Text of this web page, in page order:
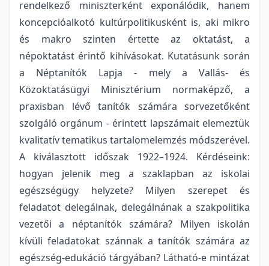
rendelkező miniszterként exponálódik, hanem
koncepcióalkotó kultúrpolitikusként is, aki mikro
és makro szinten értette az oktatást, a
népoktatást érintő kihívásokat. Kutatásunk során
a Néptanítók Lapja - mely a Vallás- és
Közoktatásügyi Minisztérium normaképző, a
praxisban lévő tanítók számára sorvezetőként
szolgáló orgánum - érintett lapszámait elemeztük
kvalitatív tematikus tartalomelemzés módszerével.
A kiválasztott időszak 1922–1924. Kérdéseink:
hogyan jelenik meg a szaklapban az iskolai
egészségügy helyzete? Milyen szerepet és
feladatot delegálnak, delegálnának a szakpolitika
vezetői a néptanítók számára? Milyen iskolán
kívüli feladatokat szánnak a tanítók számára az
egészség-edukáció tárgyában? Látható-e mintázat